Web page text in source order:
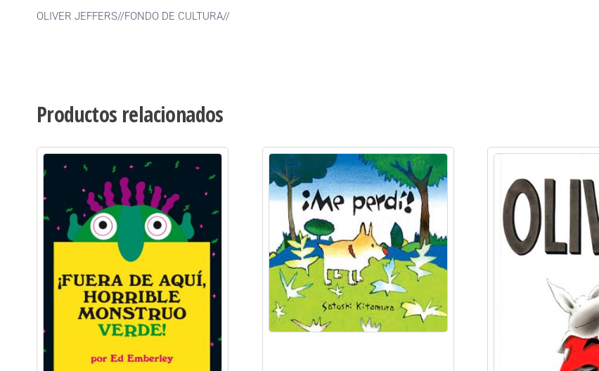
OLIVER JEFFERS//FONDO DE CULTURA//
Productos relacionados